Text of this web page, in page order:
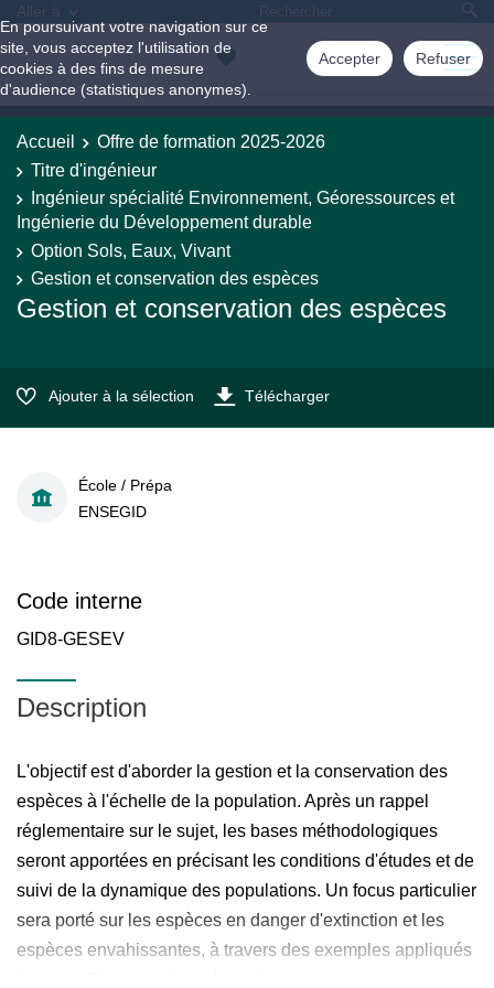
En poursuivant votre navigation sur ce
site, vous acceptez l'utilisation de
cookies à des fins de mesure
d'audience (statistiques anonymes).
Accepter Refuser
Aller à
Accueil
Offre de formation 2025-2026
Titre d'ingénieur
Ingénieur spécialité Environnement, Géoressources et
Ingénierie du Développement durable
Option Sols, Eaux, Vivant
Gestion et conservation des espèces
Gestion et conservation des espèces
Ajouter à la sélection Télécharger
École / Prépa
ENSEGID
Code interne
GID8-GESEV
Description
L'objectif est d'aborder la gestion et la conservation des
espèces à l'échelle de la population. Après un rappel
réglementaire sur le sujet, les bases méthodologiques
seront apportées en précisant les conditions d'études et de
suivi de la dynamique des populations. Un focus particulier
sera porté sur les espèces en danger d'extinction et les
espèces envahissantes, à travers des exemples appliqués